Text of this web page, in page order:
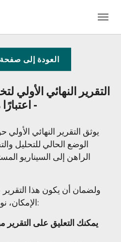
العودة إلى
التقرير النهائي الأولي
- اعتبارًا من 12
يوثق التقرير النهائي
الوضع الحالي للتحليل
الراهن إلى السيناريو
ولضمان أن يكون هذا التقرير
الإمكان، نود الحصول على تعليقاتكم:
يمكنك التعليق على التقرير